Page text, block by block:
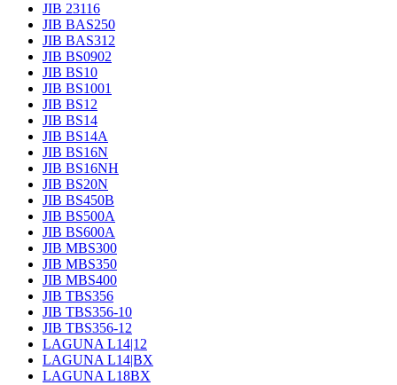
JIB 23116
JIB BAS250
JIB BAS312
JIB BS0902
JIB BS10
JIB BS1001
JIB BS12
JIB BS14
JIB BS14А
JIB BS16N
JIB BS16NH
JIB BS20N
JIB BS450B
JIB BS500A
JIB BS600A
JIB MBS300
JIB MBS350
JIB MBS400
JIB TBS356
JIB TBS356-10
JIB TBS356-12
LAGUNA L14|12
LAGUNA L14|BX
LAGUNA L18BX